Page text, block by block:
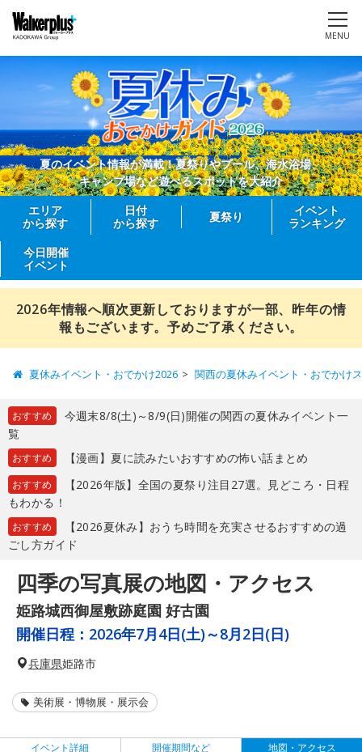
MENU
夏のイベント情報が満載！夏祭りやプール、海水浴場、
キャンプ場など遊べるスポットを大紹介
エリア
から探す
日付
から探す
夏祭り
イベント
ランキング
今日開催
イベント
2026年情報へ順次更新しておりますが一部、昨年の情
報もございます。予めご了承ください。
夏休みイベント・おでかけ2026 関西の夏休みイベント・おでかけ
おすすめ
今週末8/8(土)～8/9(日)開催の関西の夏休みイベント一
覧
おすすめ 【漫画】夏に読みたいおすすめの怖い話まとめ
おすすめ
【2026年版】全国の夏祭り注目27選。見どころ・日程
もわかる！
おすすめ
【2026夏休み】おうち時間を充実させるおすすめの過
ごし方ガイド
四季の写真展の地図・アクセス
姫路城西御屋敷跡庭園 好古園
開催日程： 2026年7月4日(土)～8月2日(日)
兵庫県姫路市
美術展・博物展・展示会
イベント詳細
開催期間など 地図・アクセス